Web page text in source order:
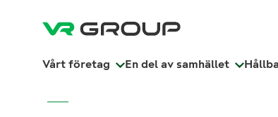
Vårt företag En del av samhället